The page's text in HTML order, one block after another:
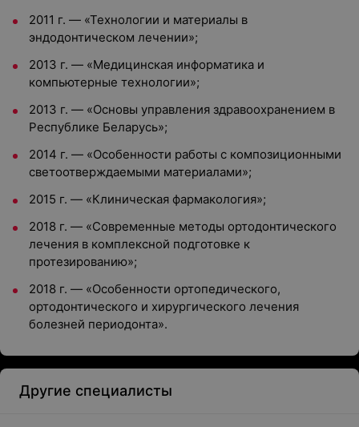
2011 г. — «Технологии и материалы в
эндодонтическом лечении»;
2013 г. — «Медицинская информатика и
компьютерные технологии»;
2013 г. — «Основы управления здравоохранением в
Республике Беларусь»;
2014 г. — «Особенности работы с композиционными
светоотверждаемыми материалами»;
2015 г. — «Клиническая фармакология»;
2018 г. — «Современные методы ортодонтического
лечения в комплексной подготовке к
протезированию»;
2018 г. — «Особенности ортопедического,
ортодонтического и хирургического лечения
болезней периодонта».
Другие специалисты